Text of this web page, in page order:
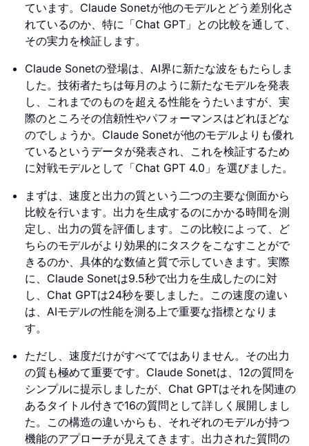
ています。Claude Sonetが他のモデルとどう差別化さ
れているのか、特に「Chat GPT」との比較を通して、
その実力を検証します。
Claude Sonetの登場は、AI界に新たな波をもたらしま
した。技術者たちは毎月のように新たなモデルを発表
し、これまでのものを超える性能をうたいますが、実
際のところその信頼性やパフォーマンスはどれほどな
のでしょうか。Claude Sonetが他のモデルよりも優れ
ているというデータが発表され、これを検証するため
に対戦モデルとして「Chat GPT 4.0」を選びました。
まずは、速度と出力の質という二つの主要な側面から
比較を行います。出力を生成するのにかかる時間を測
定し、出力の質を評価します。この比較によって、ど
ちらのモデルがより効果的にタスクをこなすことがで
きるのか、具体的な数値と質で示していきます。実際
に、Claude Sonetは9.5秒で出力を生成したのに対
し、Chat GPTは24秒を要しました。この速度の違い
は、AIモデルの性能を測る上で重要な指標となりま
す。
ただし、速度だけがすべてではありません。その出力
の質も極めて重要です。Claude Sonetは、12の質問を
シンプルに提示しましたが、Chat GPTはそれを関連の
あるタイトル付きで16の質問として詳しく展開しまし
た。この構造の違いからも、それぞれのモデルが持つ
機能のアプローチが見えてきます。出力された質問の